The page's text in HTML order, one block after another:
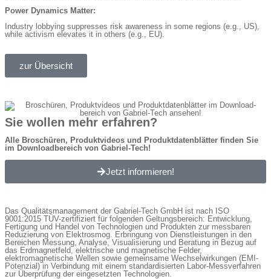
Power Dynamics Matter:
Industry lobbying suppresses risk awareness in some regions (e.g., US),
while activism elevates it in others (e.g., EU).
zur Übersicht
Sie wollen mehr erfahren?
Alle Broschüren, Produktvideos und Produktdatenblätter finden Sie
im Download­bereich von Gabriel-Tech!
Jetzt informieren!
Das Qualitätsmanagement der Gabriel-Tech GmbH ist nach ISO
9001:2015 TÜV-zertifiziert für folgenden Geltungsbereich: Entwicklung,
Fertigung und Handel von Technologien und Produkten zur messbaren
Reduzierung von Elektrosmog. Erbringung von Dienstleistungen in den
Bereichen Messung, Analyse, Visualisierung und Beratung in Bezug auf
das Erdmagnetfeld, elektrische und magnetische Felder,
elektromagnetische Wellen sowie gemeinsame Wechselwirkungen (EMI-
Potenzial) in Verbindung mit einem standardisierten Labor-Messverfahren
zur Überprüfung der eingesetzten Technologien.